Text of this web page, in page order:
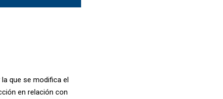
que se modifica el
en relación con